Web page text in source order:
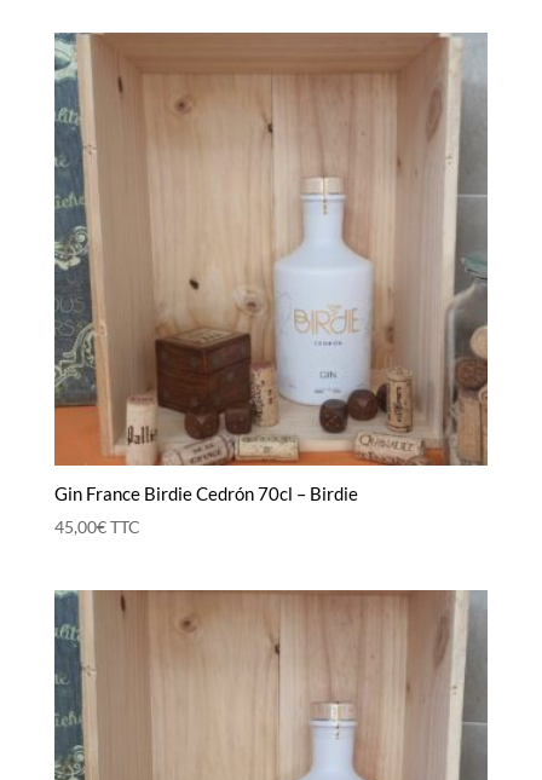
Gin France Birdie Cedrón 70cl – Birdie
45,00€TTC